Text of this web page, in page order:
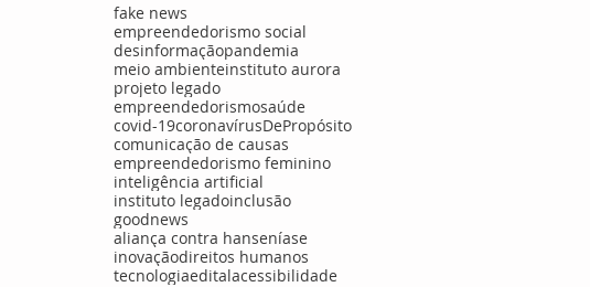
fake news
empreendedorismo social
desinformaçãopandemia
meio ambienteinstituto aurora
projeto legado
empreendedorismosaúde
covid-19coronavírusDePropósito
comunicação de causas
empreendedorismo feminino
inteligência artificial
instituto legadoinclusão
goodnews
aliança contra hanseníase
inovaçãodireitos humanos
tecnologiaeditalacessibilidade